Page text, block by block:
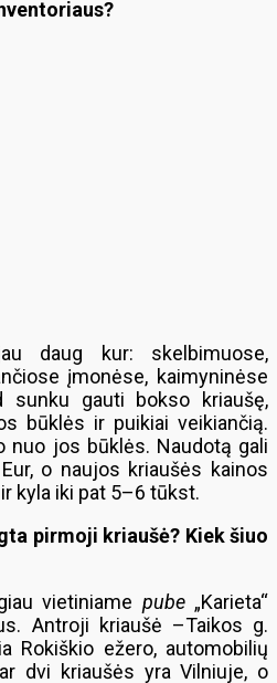
daug kur: skelbimuose,
įmonėse, kaimyninėse
sunku gauti bokso kriaušę,
būklės ir puikiai veikiančią.
nuo jos būklės. Naudotą gali
o naujos kriaušės kainos
kyla iki pat 5–6 tūkst.
pirmoji kriaušė? Kiek šiuo
vietiniame pube„Karieta“
Antroji kriaušė –Taikos g.
Rokiškio ežero, automobilių
dvi kriaušės yra Vilniuje, o